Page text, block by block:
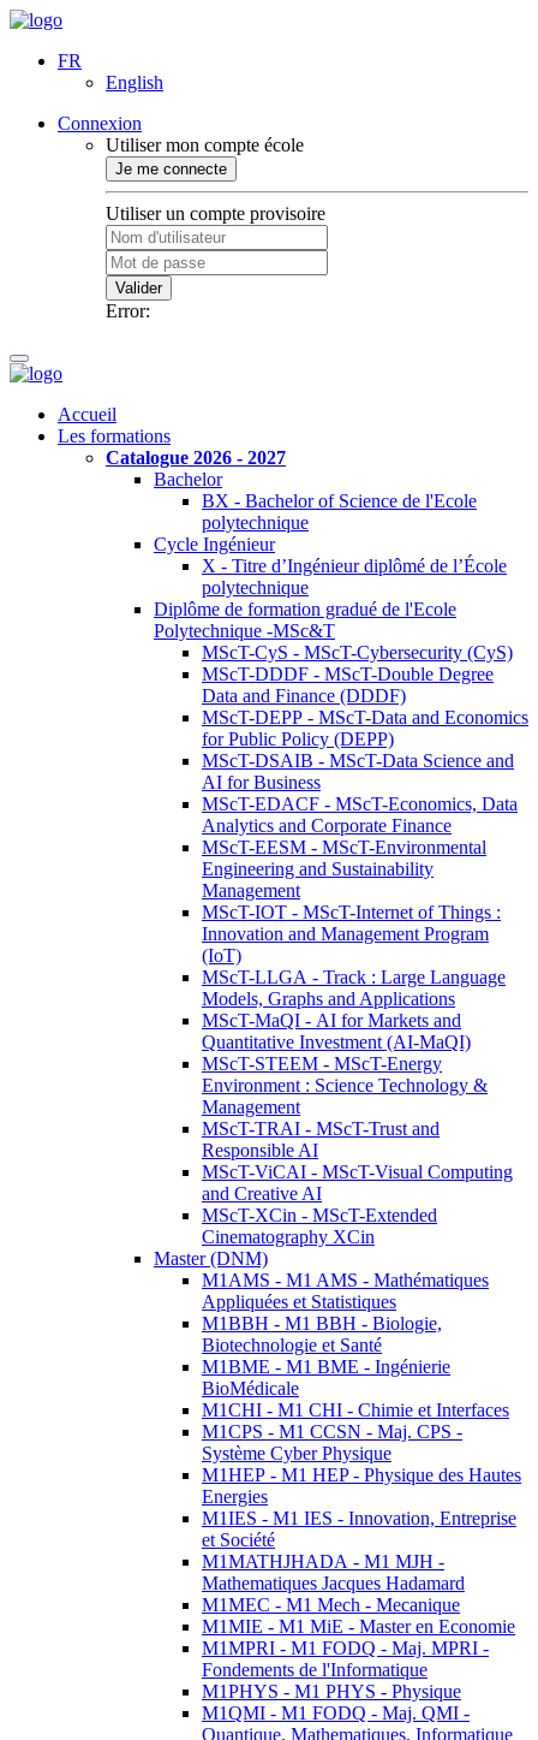
FR
English
Connexion
Utiliser mon compte école
Je me connecte
Utiliser un compte provisoire
Valider
Error:
Accueil
Les formations
Catalogue 2026 - 2027
Bachelor
BX - Bachelor of Science de l'Ecole
polytechnique
Cycle Ingénieur
X - Titre d’Ingénieur diplômé de l’École
polytechnique
Diplôme de formation gradué de l'Ecole
Polytechnique -MSc&T
MScT-CyS - MScT-Cybersecurity (CyS)
MScT-DDDF - MScT-Double Degree
Data and Finance (DDDF)
MScT-DEPP - MScT-Data and Economics
for Public Policy (DEPP)
MScT-DSAIB - MScT-Data Science and
AI for Business
MScT-EDACF - MScT-Economics, Data
Analytics and Corporate Finance
MScT-EESM - MScT-Environmental
Engineering and Sustainability
Management
MScT-IOT - MScT-Internet of Things :
Innovation and Management Program
(IoT)
MScT-LLGA - Track : Large Language
Models, Graphs and Applications
MScT-MaQI - AI for Markets and
Quantitative Investment (AI-MaQI)
MScT-STEEM - MScT-Energy
Environment : Science Technology &
Management
MScT-TRAI - MScT-Trust and
Responsible AI
MScT-ViCAI - MScT-Visual Computing
and Creative AI
MScT-XCin - MScT-Extended
Cinematography XCin
Master (DNM)
M1AMS - M1 AMS - Mathématiques
Appliquées et Statistiques
M1BBH - M1 BBH - Biologie,
Biotechnologie et Santé
M1BME - M1 BME - Ingénierie
BioMédicale
M1CHI - M1 CHI - Chimie et Interfaces
M1CPS - M1 CCSN - Maj. CPS -
Système Cyber Physique
M1HEP - M1 HEP - Physique des Hautes
Energies
M1IES - M1 IES - Innovation, Entreprise
et Société
M1MATHJHADA - M1 MJH -
Mathematiques Jacques Hadamard
M1MEC - M1 Mech - Mecanique
M1MIE - M1 MiE - Master en Economie
M1MPRI - M1 FODQ - Maj. MPRI -
Fondements de l'Informatique
M1PHYS - M1 PHYS - Physique
M1QMI - M1 FODQ - Maj. QMI -
Quantique, Mathematiques, Informatique